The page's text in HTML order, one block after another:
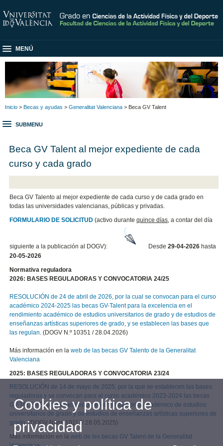
MENÚ
Inicio > Becas y ayudas > Generalitat Valenciana > Beca GV Talent
SUBMENU
Beca GV Talent al mejor expediente de cada
curso y cada grado
Beca GV Talento al mejor expediente de cada curso y de cada grado en
todas las universidades valencianas, públicas y privadas.
FORMULARIO DE SOLICITUD (activo durantequince días, a contar del día
siguiente a la publicación al DOGV): Desde 29-04-2026hasta
20-05-2026
Normativa reguladora
2026: BASES REGULADORAS Y CONVOCATORIA 24/25
RESOLUCIÓN de 24 de abril de 2026, por la cual se convocan para el curso
académico 2024-2025 las becas GV-Talent para la excelencia en el
rendimiento académico de estudios universitarios de grado y de estudios de
enseñanzas artísticas superiores de grado, y se establecen las bases que
las regulan . (DOGV N.º 10351 / 28.04.2026)
Más información en laweb de las becas GV Talento de la Generalitat
Valenciana
2025: BASES REGULADORAS Y CONVOCATORIA 23/24
RESOLUCIÓN de 14 de mayo de 2025, por la que se establecen las bases
reguladoras y se convocan para el curso académico 2023-2024 las becas
GV-TALENT para la excelencia en el rendimiento académico de estudios
universitarios de grado y de estudios de enseñanzas artísticas superiores de
grado.(DOGV Núm. 10117/ 28.05.2025)
Más información en laweb de les becas GV Talent de la Generalitat
Cookies y política de
privacidad